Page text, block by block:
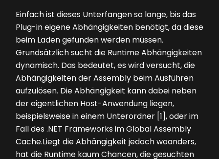
Einfach ist dieses Unterfangen so lange, bis das
Plug-in eigene Abhängigkeiten benötigt, da diese
beim Laden gefunden werden müssen.
Grundsätzlich sucht die Runtime Abhängigkeiten
dynamisch. Das bedeutet, es wird versucht, die
Abhängigkeiten der Assembly beim Ausführen
aufzulösen. Die Abhängigkeit kann dabei neben
der eigentlichen Host-Anwendung liegen,
beispielsweise in einem Unterordner [1], oder im
Fall des .NET Frameworks im Global Assembly
Cache.Liegt die Abhängigkeit jedoch woanders,
hat die Runtime kaum Chancen, die gesuchten